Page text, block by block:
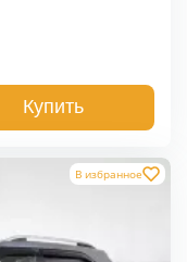
Купить
В избранное